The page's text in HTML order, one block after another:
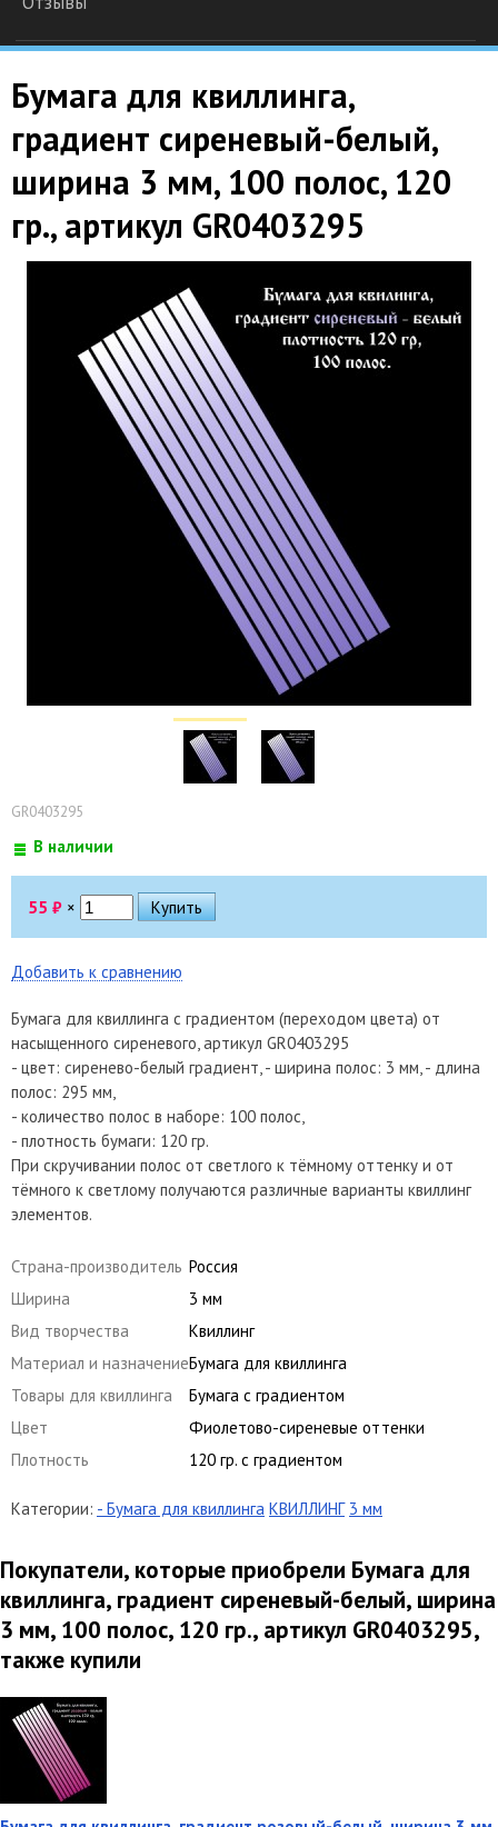
Бумага для квиллинга,
градиент сиреневый-белый,
ширина 3 мм, 100 полос, 120
гр., артикул GR0403295
GR0403295
В наличии
55 ₽ ×
Добавить к сравнению
Бумага для квиллинга с градиентом (переходом цвета) от
насыщенного сиреневого, артикул GR0403295
- цвет: сиренево-белый градиент, - ширина полос: 3 мм, - длина
полос: 295 мм,
- количество полос в наборе: 100 полос,
- плотность бумаги: 120 гр.
При скручивании полос от светлого к тёмному оттенку и от
тёмного к светлому получаются различные варианты квиллинг
элементов.
Страна-производитель Россия
Ширина
3 мм
Вид творчества
Квиллинг
Материал и назначениеБумага для квиллинга
Товары для квиллинга
Бумага с градиентом
Цвет
Фиолетово-сиреневые оттенки
Плотность
120 гр. с градиентом
Категории: - Бумага для квиллинга КВИЛЛИНГ 3 мм
Покупатели, которые приобрели Бумага для
квиллинга, градиент сиреневый-белый, ширина
3 мм, 100 полос, 120 гр., артикул GR0403295,
также купили